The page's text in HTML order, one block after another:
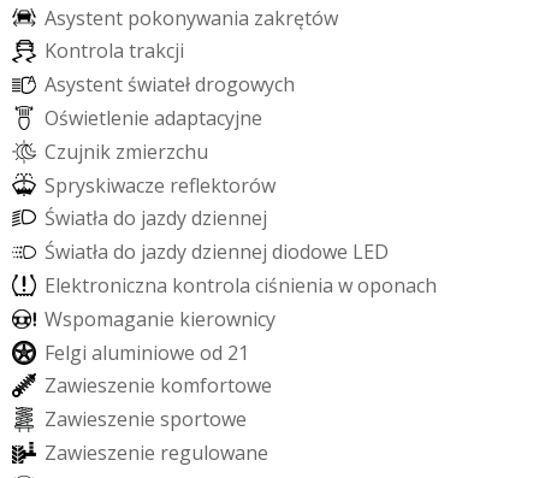
Asystent pokonywania zakrętów
Kontrola trakcji
Asystent światełdrogowych
Oświetlenie adaptacyjne
Czujnik zmierzchu
Spryskiwacze refektorów
Światła do jazdydziennej
Światła do jazdydziennej diodowe LED
Elektroniczna kontrola ciśnienia woponach
Wspomaganie kierownicy
Felgi aluminiowe od 21
Zawieszenie komfortowe
Zawieszenie sportowe
Zawieszenie regulowane